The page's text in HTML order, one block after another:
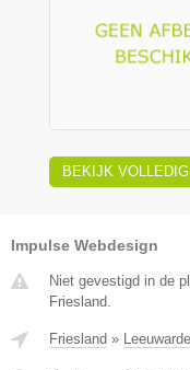
BEKIJK
Impulse Webdesign
Niet gevestigd in de
Friesland.
Friesland »